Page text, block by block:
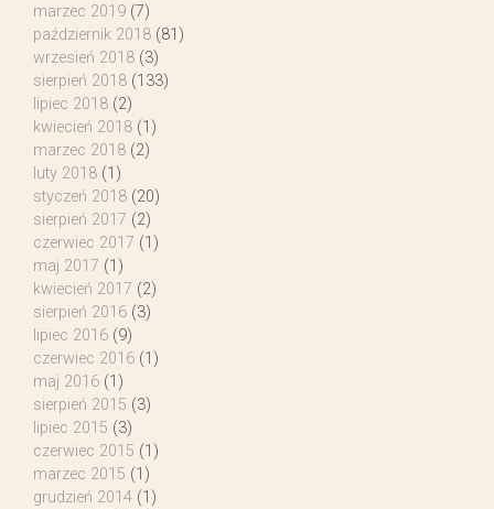
marzec 2019 (7)
październik 2018 (81)
wrzesień 2018 (3)
sierpień 2018 (133)
lipiec 2018 (2)
kwiecień 2018 (1)
marzec 2018 (2)
luty 2018 (1)
styczeń 2018 (20)
sierpień 2017 (2)
czerwiec 2017 (1)
maj 2017 (1)
kwiecień 2017 (2)
sierpień 2016 (3)
lipiec 2016 (9)
czerwiec 2016 (1)
maj 2016 (1)
sierpień 2015 (3)
lipiec 2015 (3)
czerwiec 2015 (1)
marzec 2015 (1)
grudzień 2014 (1)